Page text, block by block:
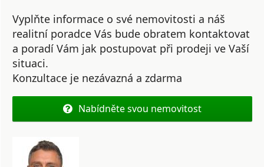
Vyplňte informace o své nemovitosti a náš
realitní poradce Vás bude obratem kontaktovat
a poradí Vám jak postupovat při prodeji ve Vaší
situaci.
Konzultace je nezávazná a zdarma
Nabídněte svou nemovitost